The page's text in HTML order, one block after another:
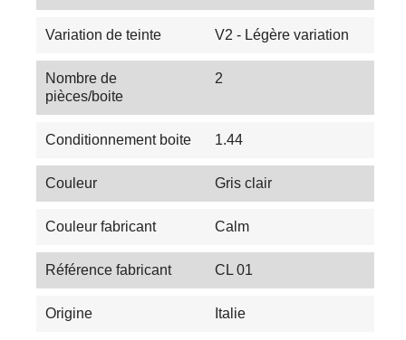
Variation de teinte V2 - Légère variation
Nombre de
pièces/boite
2
Conditionnement boite 1.44
Couleur Gris clair
Couleur fabricant Calm
Référence fabricant CL 01
Origine Italie